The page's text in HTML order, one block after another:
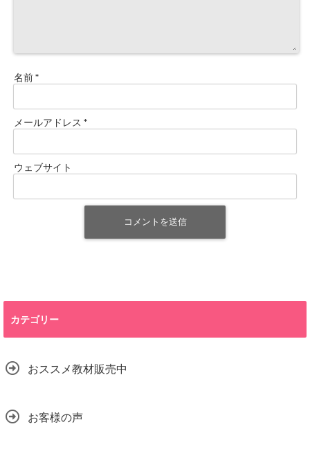
名前*
メールアドレス *
ウェブサイト
カテゴリー
おススメ教材販売中
お客様の声